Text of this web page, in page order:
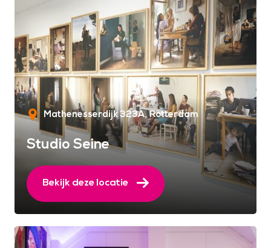
Mathenesserdijk 323A Rotterdam
Studio Seine
Bekijk deze locatie